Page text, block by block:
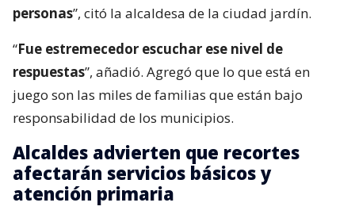
personas”, citó la alcaldesa de la ciudad jardín.
“Fue estremecedor escuchar ese nivel de
respuestas”, añadió. Agregó que lo que está en
juego son las miles de familias que están bajo
responsabilidad de los municipios.
Alcaldes advierten que recortes
afectarán servicios básicos y
atención primaria